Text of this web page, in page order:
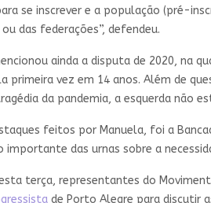
se inscrever e a população (pré-
das federações”, defendeu.
ainda a disputa de 2020, na
primeira vez em 14 anos. Além de
da pandemia, a esquerda não
feitos por Manuela, foi a
importante das urnas sobre a
terça, representantes do
de Porto Alegre para discutir